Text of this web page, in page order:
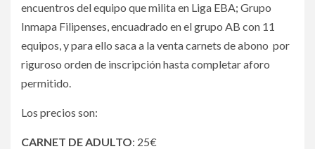
encuentros del equipo que milita en Liga EBA; Grupo
Inmapa Filipenses, encuadrado en el grupo AB con 11
equipos, y para ello saca a la venta carnets de abono por
riguroso orden de inscripción hasta completar aforo
permitido.
Los precios son:
CARNET DE ADULTO: 25€